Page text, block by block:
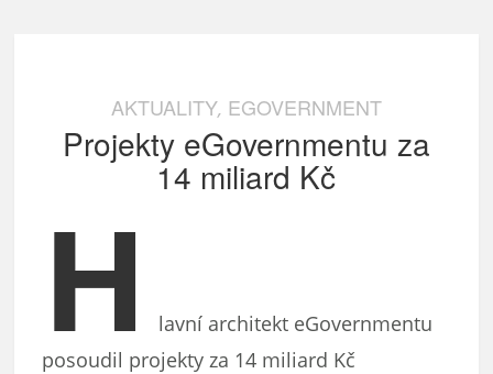
AKTUALITY, EGOVERNMENT
Projekty eGovernmentu za
14 miliard Kč
H
lavní architekt eGovernmentu
posoudil projekty za 14 miliard Kč